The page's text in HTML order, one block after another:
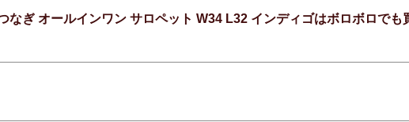
ぎ オールインワン サロペット W34 L32 インディゴはボロボロでも